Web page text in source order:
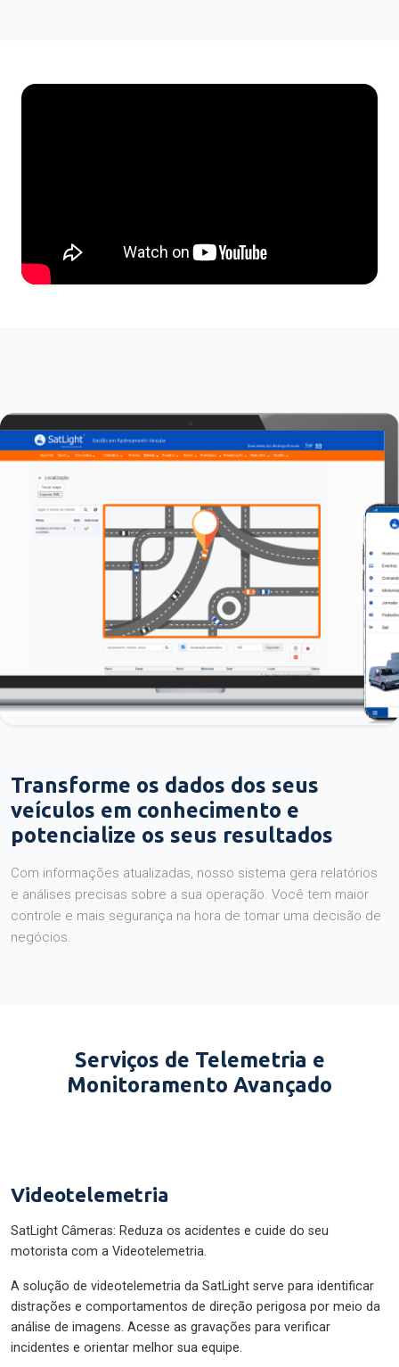
Transforme os dados dos seus
veículos em conhecimento e
potencialize os seus resultados
Com informações atualizadas, nosso sistema gera relatórios
e análises precisas sobre a sua operação. Você tem maior
controle e mais segurança na hora de tomar uma decisão de
negócios.
Serviços de Telemetria e
Monitoramento Avançado
Videotelemetria
SatLight Câmeras: Reduza os acidentes e cuide do seu
motorista com a Videotelemetria.
A solução de videotelemetria da SatLight serve para identificar
distrações e comportamentos de direção perigosa por meio da
análise de imagens. Acesse as gravações para verificar
incidentes e orientar melhor sua equipe.